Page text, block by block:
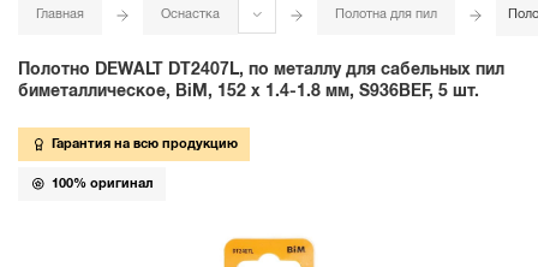
Главная Оснастка Полотна для пил
Полотно DEWALT DT2407L, по металлу для сабельных пил
биметаллическое, BiM, 152 x 1.4-1.8 мм, S936BEF, 5 шт.
Гарантия на всю продукцию
100% оригинал